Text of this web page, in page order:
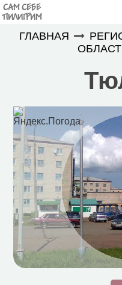
САМ СЕБЕ
ПИЛИГРИМ
ГЛАВНАЯ